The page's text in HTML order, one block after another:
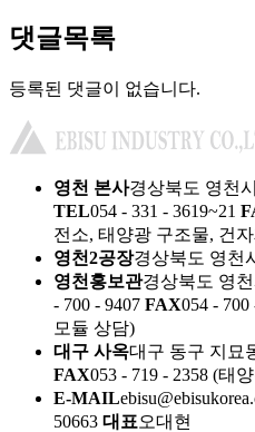
댓글목록
등록된 댓글이 없습니다.
영천 본사경상북도 영천
TEL054 - 331 - 3619~21
전소, 태양광 구조물, 건
영천2공장경상북도 영천
영천홍보관경상북도 영
- 700 - 9407 FAX054 - 700
모듈 상담)
대구 사옥대구 동구 지묘
FAX053 - 719 - 2358 (태
E-MAIL
50663 대표오대현